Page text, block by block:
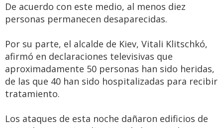
De acuerdo con este medio, al menos diez
personas permanecen desaparecidas.
Por su parte, el alcalde de Kiev, Vitali Klitschkó,
afirmó en declaraciones televisivas que
aproximadamente 50 personas han sido heridas,
de las que 40 han sido hospitalizadas para recibir
tratamiento.
Los ataques de esta noche dañaron edificios de